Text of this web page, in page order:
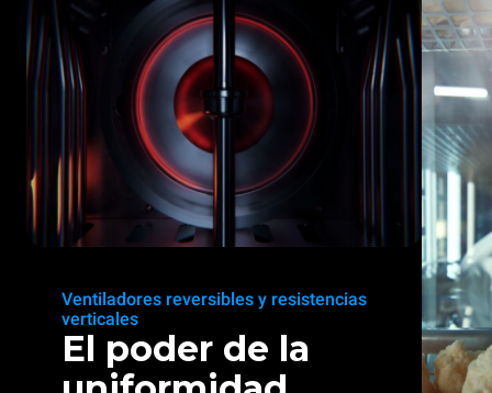
Ventiladores reversibles y resistencias
verticales
El poder de la